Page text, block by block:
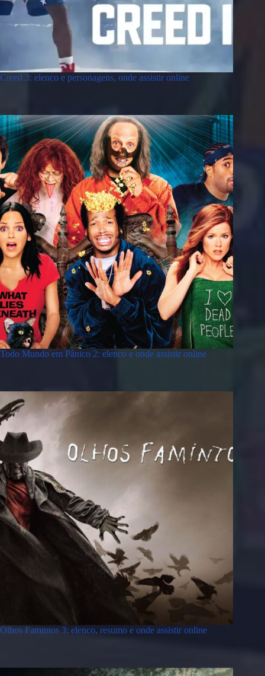
Creed 3: elenco e personagens, onde assistir online
Todo Mundo em Pânico 2: elenco e onde assistir online
Olhos Famintos 3: elenco, resumo e onde assistir online